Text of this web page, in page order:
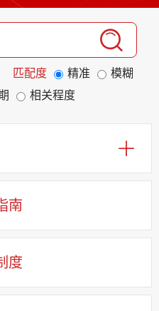
匹配度 精准
模糊
相关程度
南
度